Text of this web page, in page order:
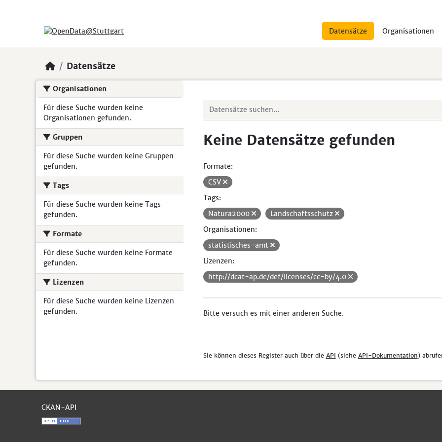
Datensätze Organisationen
Datensätze
Organisationen
Für diese Suche wurden keine
Organisationen gefunden.
Gruppen
Für diese Suche wurden keine Gruppen
gefunden.
Tags
Für diese Suche wurden keine Tags
gefunden.
Formate
Für diese Suche wurden keine Formate
gefunden.
Lizenzen
Für diese Suche wurden keine Lizenzen
gefunden.
Keine Datensätze gefunden
Formate:
CSV
Tags:
Natura2000
Landschaftsschutz
Organisationen:
statistisches-amt
Lizenzen:
http://dcat-ap.de/def/licenses/cc-by/4.0
Bitte versuch es mit einer anderen Suche.
Sie können dieses Register auch über die API (siehe API-Dokumentation)
CKAN-API